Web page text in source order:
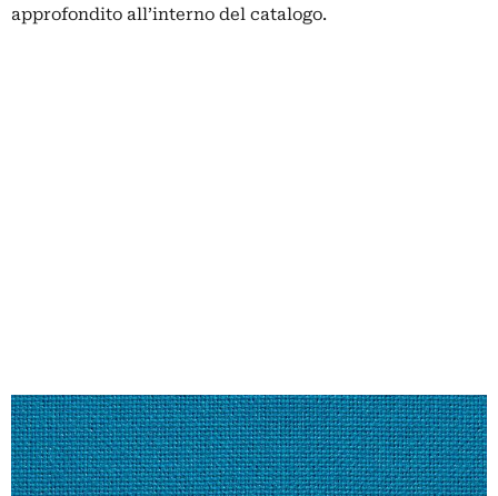
approfondito all’interno del catalogo.